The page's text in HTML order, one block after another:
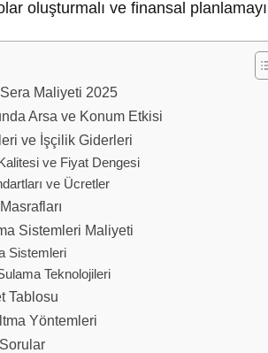
oluşturmalı ve finansal
Maliyeti 2025
Arsa ve Konum Etkisi
ve İşçilik Giderleri
ve Fiyat Dengesi
ve Ücretler
Sistemleri Maliyeti
Sistemleri
Teknolojileri
Tablosu
Yöntemleri